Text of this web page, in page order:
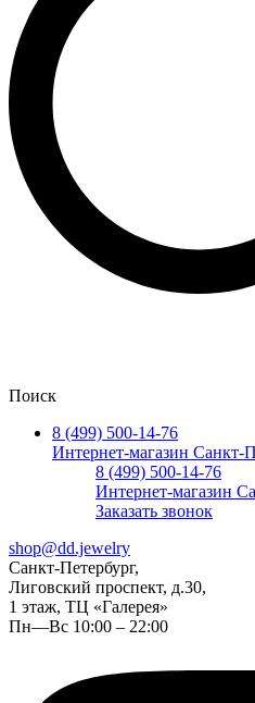
Поиск
8 (499) 500-14-76
Интернет-магазин Санкт-
8 (499) 500-14-76
Интернет-магазин
Заказать звонок
shop@dd.jewelry
Санкт-Петербург,
Лиговский проспект, д.30,
1 этаж, ТЦ «Галерея»
Пн—Вс 10:00 – 22:00